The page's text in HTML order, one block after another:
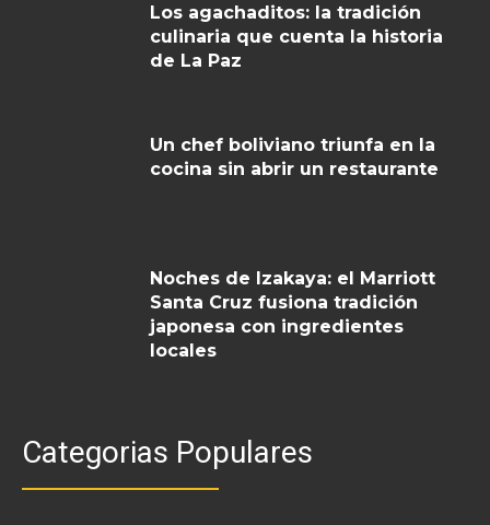
Los agachaditos: la tradición
culinaria que cuenta la historia
de La Paz
Un chef boliviano triunfa en la
cocina sin abrir un restaurante
Noches de Izakaya: el Marriott
Santa Cruz fusiona tradición
japonesa con ingredientes
locales
Categorias Populares